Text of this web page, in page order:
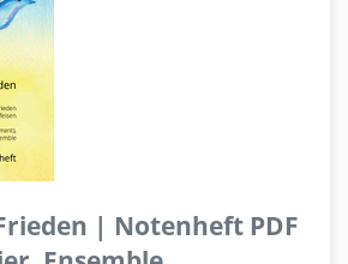
| Notenheft PDF